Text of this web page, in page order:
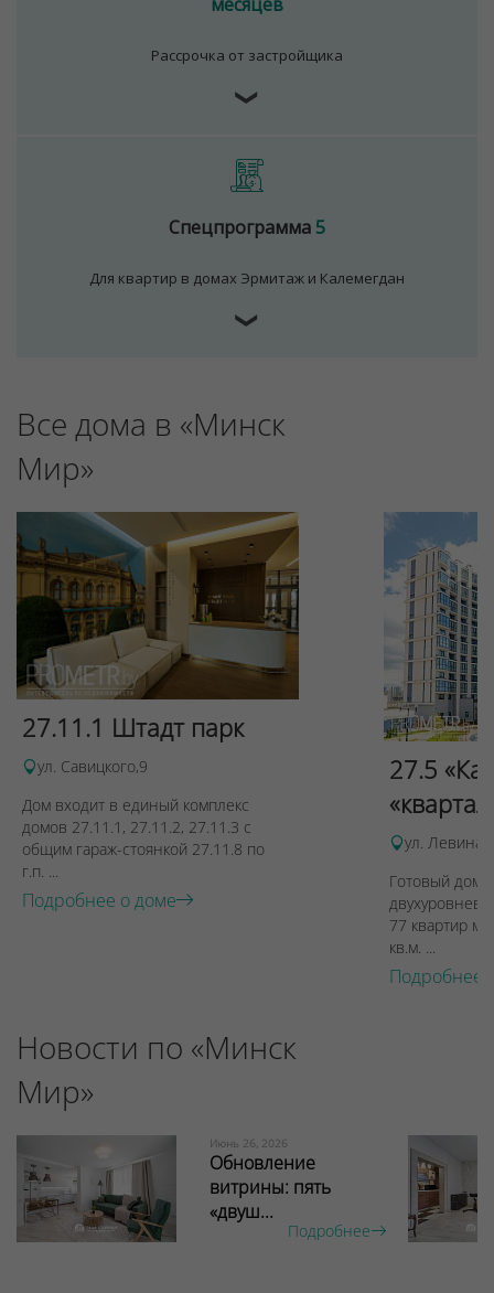
Рассрочка от застройщика
❯
Спецпрограмма5
Для квартир в домах Эрмитаж и Калемегдан
❯
Все дома в «Минск
Мир»
27.11.1 Штадт парк
ул. Савицкого,9
Дом входит в единый комплекс
домов 27.11.1, 27.11.2, 27.11.3 с
общим гараж-стоянкой 27.11.8 по
г.п. ...
Подробнее о доме
27.5
ул. Левина,
Готовый дом
77 квартир
кв.м. ...
Подробнее
Новости по «Минск
Мир»
Июнь 26, 2026
Обновление
витрины: пять
«двуш...
Подробнее
Для обеспечения удобства пользователей сайта
Отклонить